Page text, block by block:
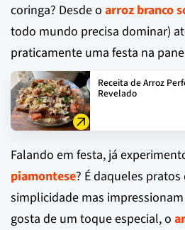
coringa? Desde o arroz branco
todo mundo precisa dominar)
praticamente uma festa na
Receita de Arroz
Revelado
Falando em festa, já
piamontese? É daqueles
simplicidade mas
gosta de um toque especial, o